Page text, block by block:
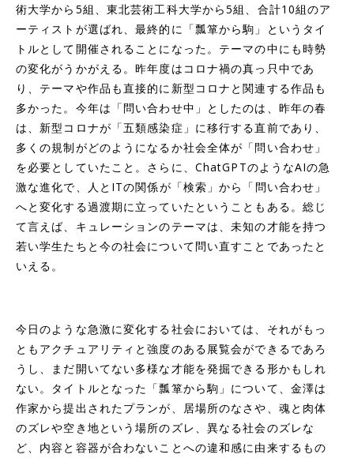
術大学から5組、東北芸術工科大学から5組、合計10組のア
ーティストが選ばれ、最終的に「瓢箪から駒」というタイ
トルとして開催されることになった。テーマの中にも時勢
の変化がうかがえる。昨年度はコロナ禍の真っ只中であ
り、テーマや作品も直接的に新型コロナと関連する作品も
多かった。今年は「問い合わせ中」としたのは、昨年の春
は、新型コロナが「五類感染症」に移行する直前であり、
多くの規制がどのようになるか社会全体が「問い合わせ」
を必要としていたこと。さらに、ChatGPTのようなAIの急
激な進化で、人とITの関係が「検索」から「問い合わせ」
へと変化する過渡期に立っていたということもある。総じ
て言えば、キュレーションのテーマは、未知の才能を持つ
若い学生たちと今の社会について問い直すことであったと
いえる。
今日のような急激に変化する社会においては、それがもっ
ともアクチュアリティと強度のある展覧会ができるであろ
うし、まだ開いてない多様な才能を発掘できる形かもしれ
ない。タイトルとなった「瓢箪から駒」について、金澤は
作家から提出されたプランが、居場所のなさや、魂と肉体
のズレや空き地という場所のズレ、異なる社会のズレな
ど、内容と容器が合わないことへの違和感に由来するもの